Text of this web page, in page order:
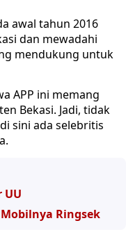
awal tahun 2016
dan mewadahi
mendukung untuk
APP ini memang
Bekasi. Jadi, tidak
sini ada selebritis
UU
Ringsek